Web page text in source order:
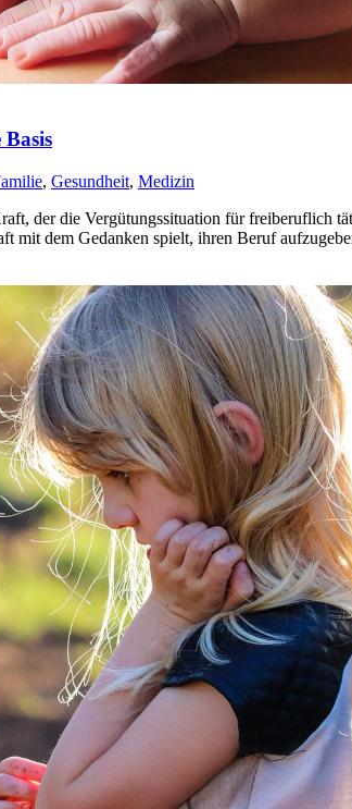
, Gesundheit, Medizin
der die Vergütungssituation für freiberuflich
mit dem Gedanken spielt, ihren Beruf